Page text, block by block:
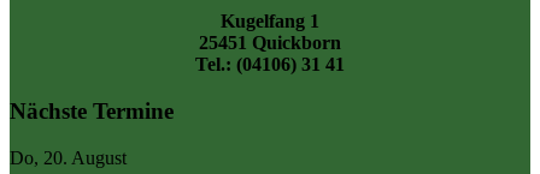
Kugelfang 1
25451 Quickborn
Tel.: (04106) 31 41
Nächste Termine
Do, 20. August